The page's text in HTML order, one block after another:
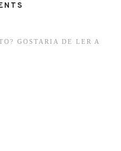
GOSTARIA DE LER A